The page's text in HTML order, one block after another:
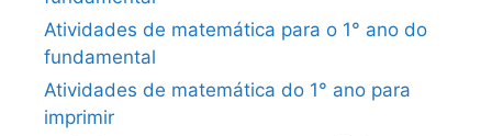
Atividades de matemática para o 1° ano do
fundamental
Atividades de matemática do 1° ano para
imprimir